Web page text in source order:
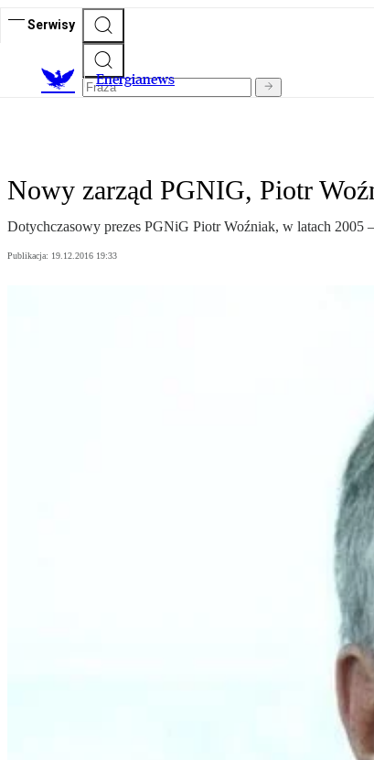
Serwisy
Energianews
Nowy zarząd PGNIG, Piotr
Dotychczasowy prezes PGNiG Piotr Woźniak, w latach 2005
Publikacja: 19.12.2016 19:33